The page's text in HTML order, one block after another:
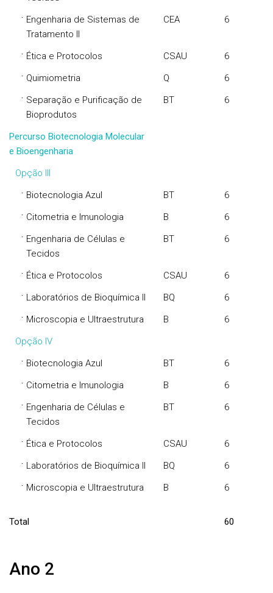
· Engenharia de Sistemas de
Tratamento II
CEA 6
· Ética e Protocolos CSAU 6
· Quimiometria Q 6
· Separação e Purificação de
Bioprodutos
BT 6
Percurso Biotecnologia Molecular
e Bioengenharia
Opção III
· Biotecnologia Azul BT 6
· Citometria e Imunologia B 6
· Engenharia de Células e
Tecidos
BT 6
· Ética e Protocolos CSAU 6
· Laboratórios de Bioquímica II BQ 6
· Microscopia e Ultraestrutura B
6
Opção IV
· Biotecnologia Azul BT 6
· Citometria e Imunologia B 6
· Engenharia de Células e
Tecidos
BT 6
· Ética e Protocolos CSAU 6
· Laboratórios de Bioquímica II BQ 6
· Microscopia e Ultraestrutura B 6
Total 60
Ano 2